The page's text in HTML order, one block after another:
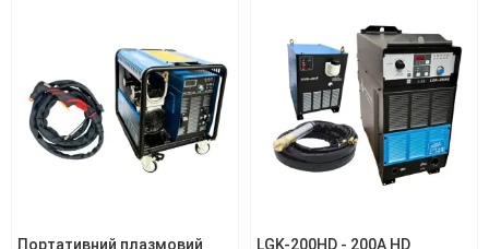
Портативний плазмовий
LGK-200HD - 200A HD